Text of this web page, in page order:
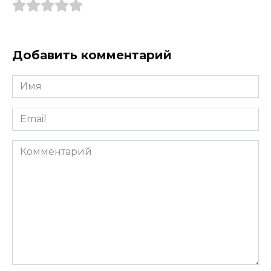
Добавить комментарий
Имя
*
Email
*
Комментарий